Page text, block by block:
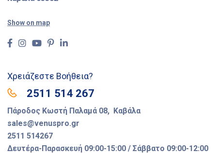
Show on map
Χρειάζεστε Βοήθεια?
2511 514 267
Πάροδος Κωστή Παλαμά 08, Καβάλα
sales@venuspro.gr
2511 514267
Δευτέρα-Παρασκευή 09:00-15:00 / Σάββατο 09:00-12:00